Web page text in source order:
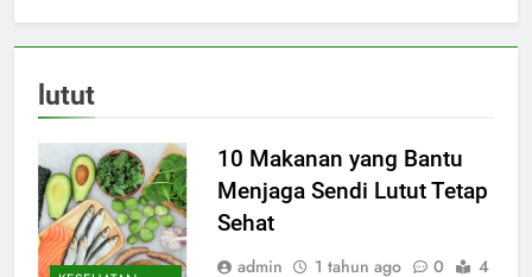
lutut
10 Makanan yang Bantu
Menjaga Sendi Lutut Tetap
Sehat
admin 1 tahun ago 0
4